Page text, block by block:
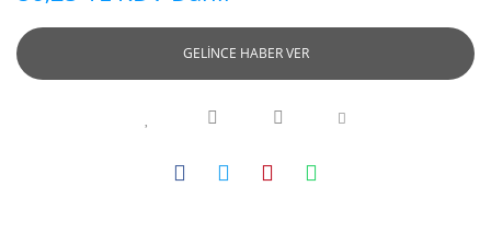
GELİNCE HABER VER